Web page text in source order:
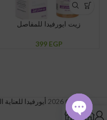
زيت ايورفيدا للمفاصل
399 EGP
© 2026 أيورفيدا للعناية
0